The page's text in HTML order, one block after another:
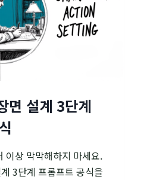
면 설계 3단계
이상 막막해하지 마세요.
3단계 프롬프트 공식을